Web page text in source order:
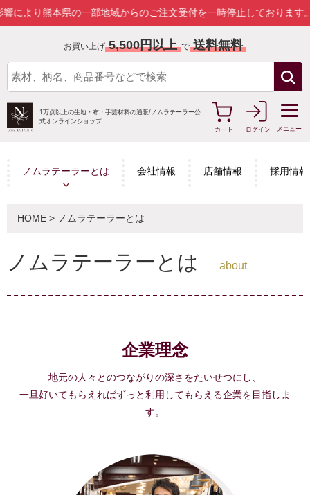
熊本県の一部地域からのご注文受付を一時停止しております。詳しく
お買い上げ 5,500円以上 で 送料無料
1万点以上の生地・布・手芸材料の通販/ ノムラテーラー公
式オンラインショップ
カート
ログイン メニュー
ノムラテーラーとは 会社情報 店舗情報 採用情報
HOME > ノムラテーラーとは
ノムラテーラーとは about
企業理念
地元の人々とのつながりの深さをたいせつにし、
一旦好いてもらえればずっと利用してもらえる企業を目指しま
す。